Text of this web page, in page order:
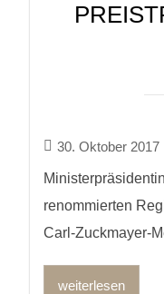
30. Oktober 2017
renommierten
Carl-Zuckmayer-
weiterlesen